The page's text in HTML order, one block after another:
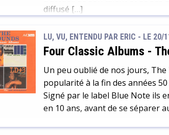
diffusé […]
LU, VU, ENTENDU PAR ERIC - LE 20/
Four Classic Albums -
Un peu oublié de nos jours,
popularité à la fin des années
Signé par le label Blue Note ils
en 10 ans, avant de se séparer